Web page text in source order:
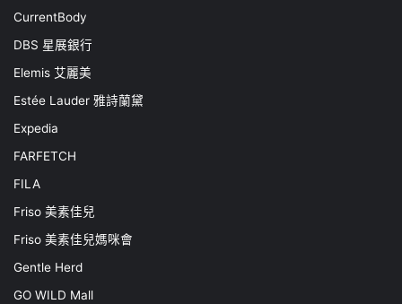
CurrentBody
DBS 星展銀行
Elemis 艾麗美
Estée Lauder 雅詩蘭黛
Expedia
FARFETCH
FILA
Friso 美素佳兒
Friso 美素佳兒媽咪會
Gentle Herd
GO WILD Mall